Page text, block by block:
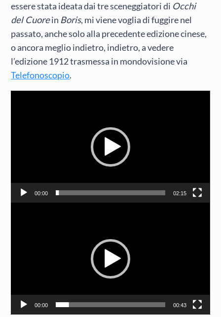
essere stata ideata dai tre sceneggiatori di Occhi
del Cuorein Boris, mi viene voglia di fuggire nel
passato, anche solo alla precedente edizione cinese,
o ancora meglio indietro, indietro, a vedere
l’edizione 1912 trasmessa in mondovisione via
Telefonoscopio.
00:00 02:15
00:00 00:43